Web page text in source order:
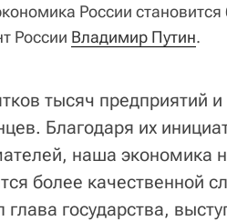
России становится
России Владимир Путин.
тысяч предприятий
Благодаря их
наша экономика
более качественной
глава государства,